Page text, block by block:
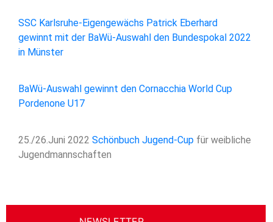
SSC Karlsruhe-Eigengewächs Patrick Eberhard
gewinnt mit der BaWü-Auswahl den Bundespokal 2022
in Münster
BaWü-Auswahl gewinnt den Cornacchia World Cup
Pordenone U17
25./26.Juni 2022 Schönbuch Jugend-Cup für weibliche
Jugendmannschaften